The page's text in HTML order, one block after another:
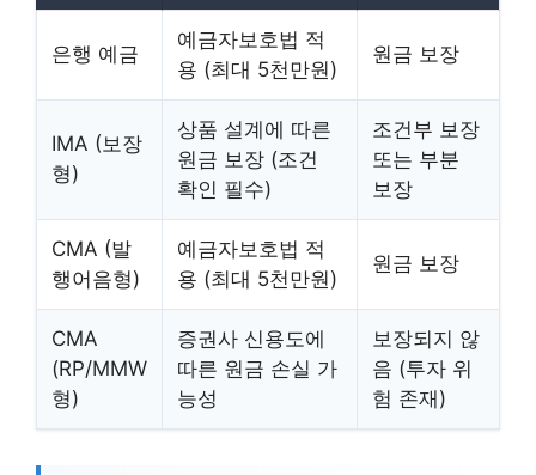
은행 예금
예금자보호법 적
용 (최대 5천만원)
원금 보장
IMA (보장
형)
상품 설계에 따른
원금 보장 (조건
확인 필수)
조건부 보장
또는 부분
보장
CMA (발
행어음형)
예금자보호법 적
용 (최대 5천만원)
원금 보장
CMA
(RP/MMW
형)
증권사 신용도에
따른 원금 손실 가
능성
보장되지 않
음 (투자 위
험 존재)